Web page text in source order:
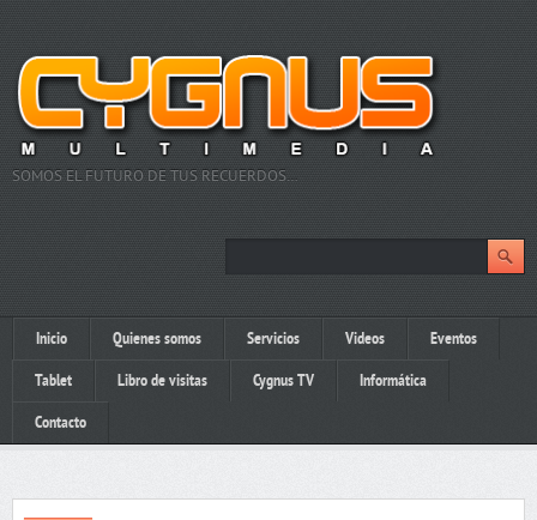
SOMOS EL FUTURO DE TUS RECUERDOS…
Inicio Quienes somos Servicios Videos Eventos
Tablet Libro de visitas Cygnus TV Informática
Contacto